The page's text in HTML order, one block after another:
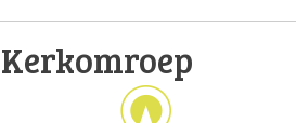
Kerkomroep